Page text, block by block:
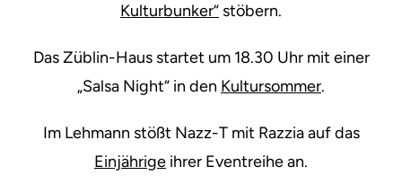
Kulturbunker“ stöbern.
Das Züblin-Haus startet um 18.30 Uhr mit einer
„Salsa Night“ in den Kultursommer.
Im Lehmann stößt Nazz-T mit Razzia auf das
Einjährige ihrer Eventreihe an.